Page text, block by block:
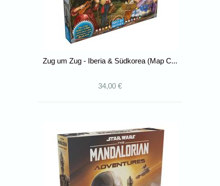
Zug um Zug - Iberia & Südkorea (Map C...
34,00 €